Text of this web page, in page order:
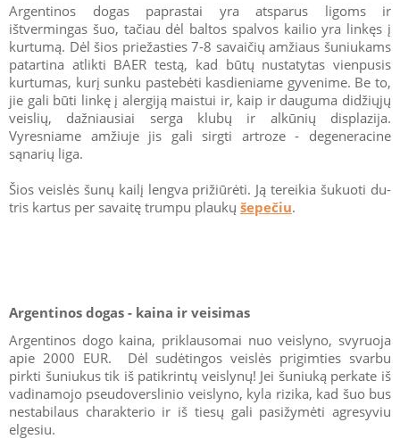
Argentinos dogas paprastai yra atsparus ligoms ir
ištvermingas šuo, tačiau dėl baltos spalvos kailio yra linkęs į
kurtumą. Dėl šios priežasties 7-8 savaičių amžiaus šuniukams
patartina atlikti BAER testą, kad būtų nustatytas vienpusis
kurtumas, kurį sunku pastebėti kasdieniame gyvenime. Be to,
jie gali būti linkę į alergiją maistui ir, kaip ir dauguma didžiųjų
veislių, dažniausiai serga klubų ir alkūnių displazija.
Vyresniame amžiuje jis gali sirgti artroze - degeneracine
sąnarių liga.
Šios veislės šunų kailį lengva prižiūrėti. Ją tereikia šukuoti du-
tris kartus per savaitę trumpu plaukų šepečiu.
Argentinos dogas - kaina ir veisimas
Argentinos dogo kaina, priklausomai nuo veislyno, svyruoja
apie 2000 EUR. Dėl sudėtingos veislės prigimties svarbu
pirkti šuniukus tik iš patikrintų veislynų! Jei šuniuką perkate iš
vadinamojo pseudoverslinio veislyno, kyla rizika, kad šuo bus
nestabilaus charakterio ir iš tiesų gali pasižymėti agresyviu
elgesiu.